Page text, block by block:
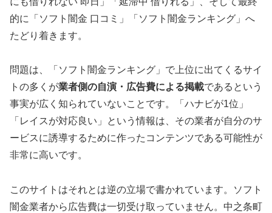
的に「ソフト闇金 口コミ」「ソフト闇金ランキング」へ
たどり着きます。
問題は、「ソフト闇金ランキング」で上位に出てくるサイ
トの多くが業者側の自演・広告費による掲載であるという
事実が広く知られていないことです。「ハナビが1位」
「レイスが対応良い」という情報は、その業者が自分のサ
ービスに誘導するために作ったコンテンツである可能性が
非常に高いです。
このサイトはそれとは逆の立場で書かれています。ソフト
闇金業者から広告費は一切受け取っていません。中之条町